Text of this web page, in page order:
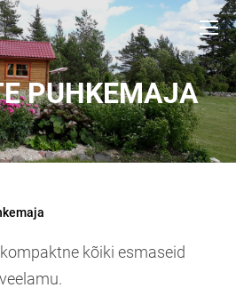
PUHKEMAJA
kõiki esmaseid